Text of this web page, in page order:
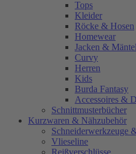
Tops
Kleider
Röcke & Hosen
Homewear
Jacken & Mäntel
Curvy
Herren
Kids
Burda Fantasy
Accessoires &
Schnittmusterbücher
Kurzwaren & Nähzubehör
Schneiderwerkzeuge
Vlieseline